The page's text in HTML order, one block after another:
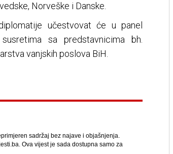
Norveške i Danske.
učestvovat će u panel
sa predstavnicima bh.
vanjskih poslova BiH.
sadržaj bez najave i objašnjenja.
Ova vijest je sada dostupna samo za